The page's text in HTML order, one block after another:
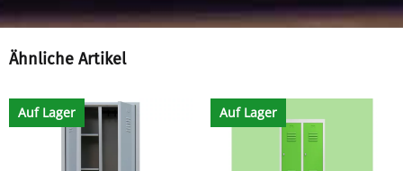
Ähnliche Artikel
Auf Lager Auf Lager